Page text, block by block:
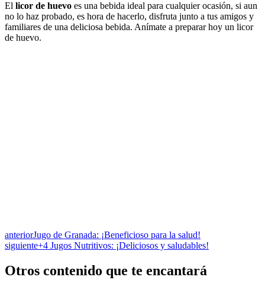
El licor de huevo es una bebida ideal para cualquier ocasión, si aun
no lo haz probado, es hora de hacerlo, disfruta junto a tus amigos y
familiares de una deliciosa bebida. Anímate a preparar hoy un licor
de huevo.
anteriorJugo de Granada: ¡Beneficioso para la salud!
siguiente+4 Jugos Nutritivos: ¡Deliciosos y saludables!
Otros contenido que te encantará